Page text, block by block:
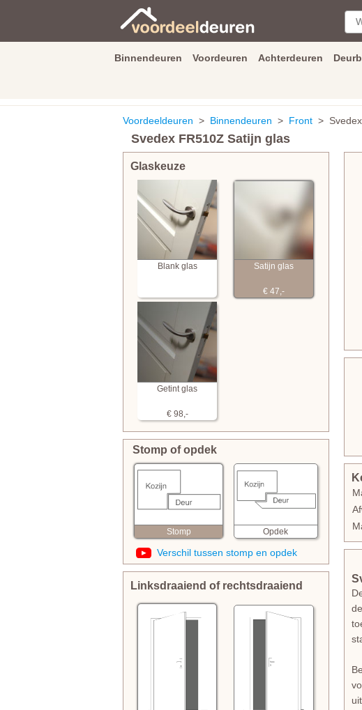
Binnendeuren Voordeuren Achterdeuren
Voordeeldeuren > Binnendeuren > Front >
Svedex FR510Z Satijn glas
Glaskeuze
Blank glas Satijn glas
€ 47,-
Getint glas
€ 98,-
Stomp of opdek
Stomp Opdek
Verschil tussen stomp en opdek
Linksdraaiend of rechtsdraaiend